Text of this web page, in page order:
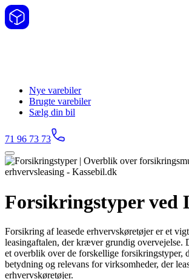
Nye varebiler
Brugte varebiler
Sælg din bil
71 96 73 73
Forsikringstyper ved
Forsikring af leasede erhvervskøretøjer er et
leasingaftalen, der kræver grundig overvejelse.
et overblik over de forskellige forsikringstyper,
betydning og relevans for virksomheder, der
erhvervskøretøjer.